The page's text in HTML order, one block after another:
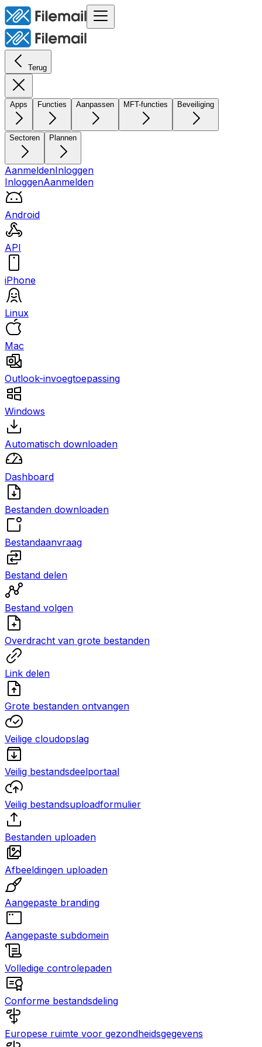
Terug
Apps Functies Aanpassen MFT-functies Beveiliging
Sectoren Plannen
AanmeldenInloggen
InloggenAanmelden
Android
API
iPhone
Linux
Mac
Outlook-invoegtoepassing
Windows
Automatisch downloaden
Dashboard
Bestanden downloaden
Bestandaanvraag
Bestand delen
Bestand volgen
Overdracht van grote bestanden
Link delen
Grote bestanden ontvangen
Veilige cloudopslag
Veilig bestandsdeelportaal
Veilig bestandsuploadformulier
Bestanden uploaden
Afbeeldingen uploaden
Aangepaste branding
Aangepaste subdomein
Volledige controlepaden
Conforme bestandsdeling
Europese ruimte voor gezondheidsgegevens